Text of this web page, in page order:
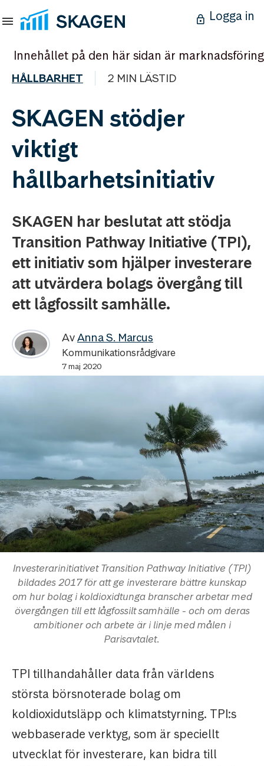
Logga in
Innehållet på den här sidan är marknadsföring
HÅLLBARHET 2 MIN LÄSTID
SKAGEN stödjer
viktigt
hållbarhetsinitiativ
SKAGEN har beslutat att stödja
Transition Pathway Initiative (TPI),
ett initiativ som hjälper investerare
att utvärdera bolags övergång till
ett lågfossilt samhälle.
AvAnna S. Marcus
Kommunikationsrådgivare
7 maj 2020
Investerarinitiativet Transition Pathway Initiative (TPI)
bildades 2017 för att ge investerare bättre kunskap
om hur bolag i koldioxidtunga branscher arbetar med
övergången till ett lågfossilt samhälle - och om deras
ambitioner och arbete är i linje med målen i
Parisavtalet.
TPI tillhandahåller data från världens
största börsnoterade bolag om
koldioxidutsläpp och klimatstyrning. TPI:s
webbaserade verktyg, som är speciellt
utvecklat för investerare, kan bidra till